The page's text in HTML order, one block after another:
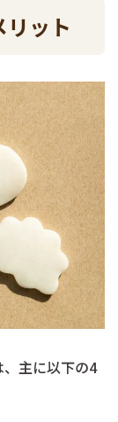
ット
主に以下の4